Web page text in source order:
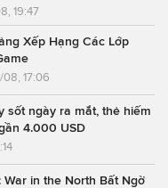
19:47
Xếp Hạng Các Lớp
08, 17:06
sốt ngày ra mắt, thẻ hiếm
4.000 USD
War in the North Bất Ngờ